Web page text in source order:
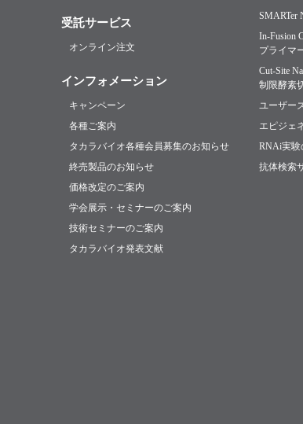
受託サービス
オンライン注文
インフォメーション
キャンペーン
各種ご案内
タカラバイオ各種会員募集のお知らせ
終売製品のお知らせ
価格改定のご案内
学会展示・セミナーのご案内
技術セミナーのご案内
タカラバイオ発表文献
SMARTer
In-Fusion
プライマ
Cut-Site
制限酵素
ユーザー
エピジェ
RNAi実験
抗体検索